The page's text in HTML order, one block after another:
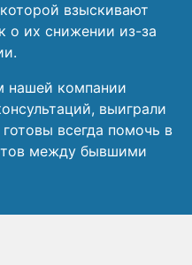
взыскивают
о их снижении из-за
компании
выиграли
всегда помочь в
между бывшими